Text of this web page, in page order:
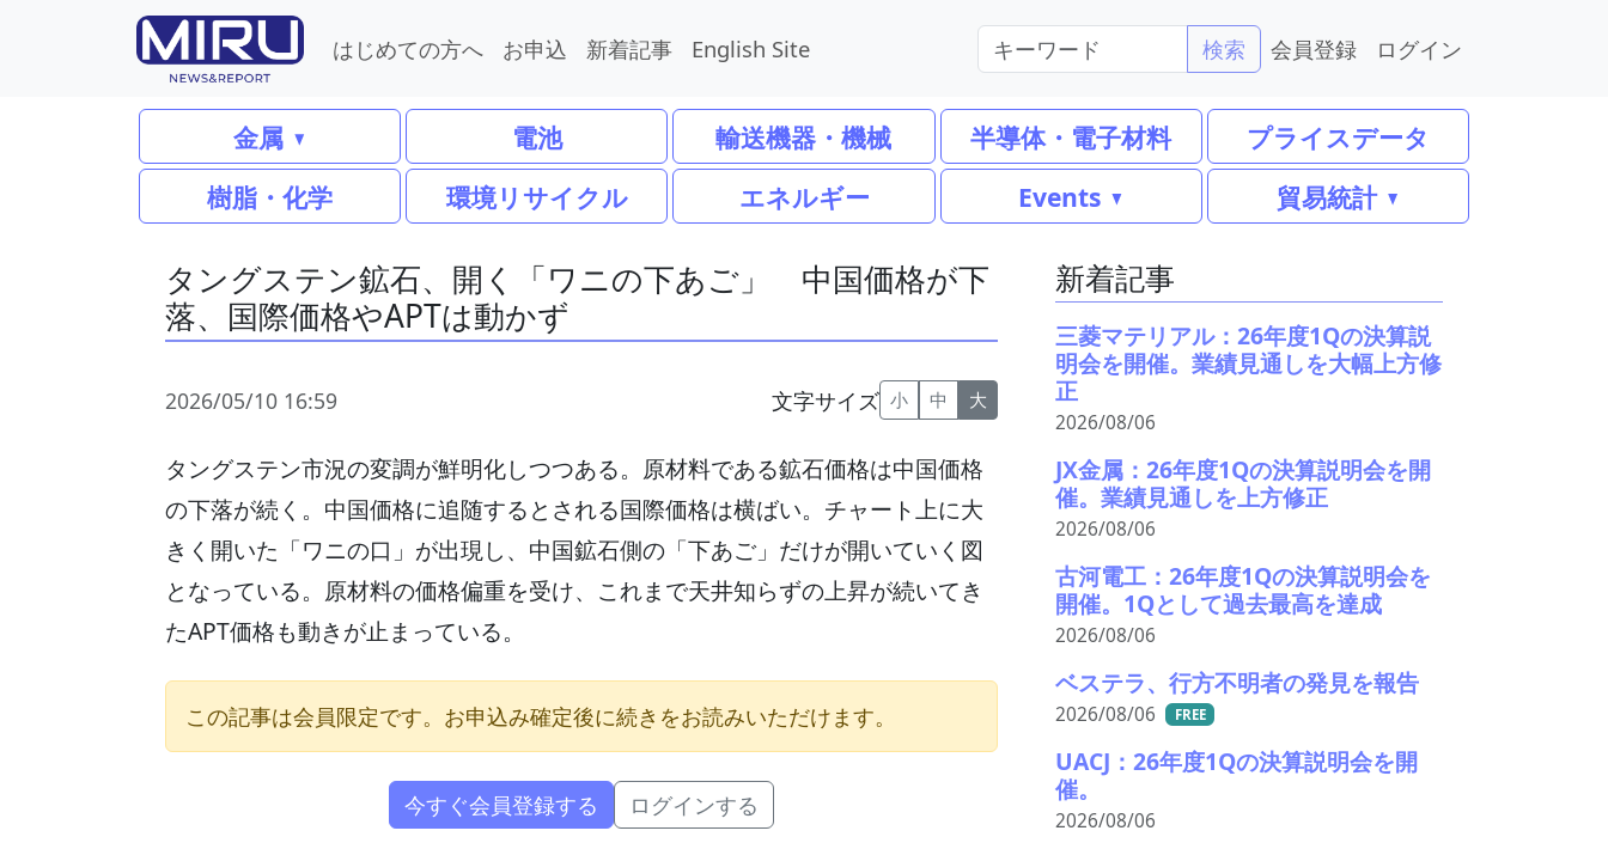
はじめての方へ お申込 新着記事 English Site 検索 会員登録 ログイン
金属 電池 輸送機器・機械 半導体・電子材料
プライスデータ
樹脂・化学
環境リサイクル エネルギー Events 貿易統計
タングステン鉱石、開く「ワニの下あご」 中国価格が下
落、国際価格やAPTは動かず
2026/05/10 16:59 文字サイズ 小 中 大
タングステン市況の変調が鮮明化しつつある。原材料である鉱石価格は中国価格
の下落が続く。中国価格に追随するとされる国際価格は横ばい。チャート上に大
きく開いた「ワニの口」が出現し、中国鉱石側の「下あご」だけが開いていく図
となっている。原材料の価格偏重を受け、これまで天井知らずの上昇が続いてき
たAPT価格も動きが止まっている。
この記事は会員限定です。お申込み確定後に続きをお読みいただけます。
今すぐ会員登録する ログインする
新着記事
三菱マテリアル：26年度1Qの決算説
明会を開催。業績見通しを大幅上方修
正
2026/08/06
JX金属：26年度1Qの決算説明会を開
催。業績見通しを上方修正
2026/08/06
古河電工：26年度1Qの決算説明会を
開催。1Qとして過去最高を達成
2026/08/06
ベステラ、行方不明者の発見を報告
2026/08/06 FREE
UACJ：26年度1Qの決算説明会を開
催。
2026/08/06